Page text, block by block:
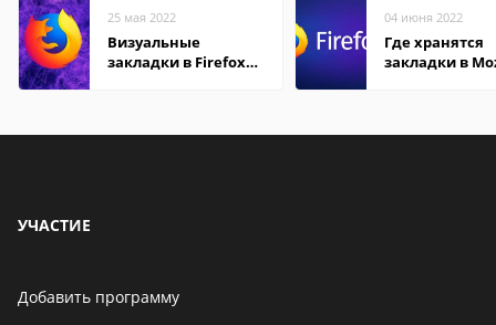
25 мая 2022
Визуальные
закладки в Firefox
04 июня 2022
Где хранятся
закладки в
УЧАСТИЕ
Добавить программу